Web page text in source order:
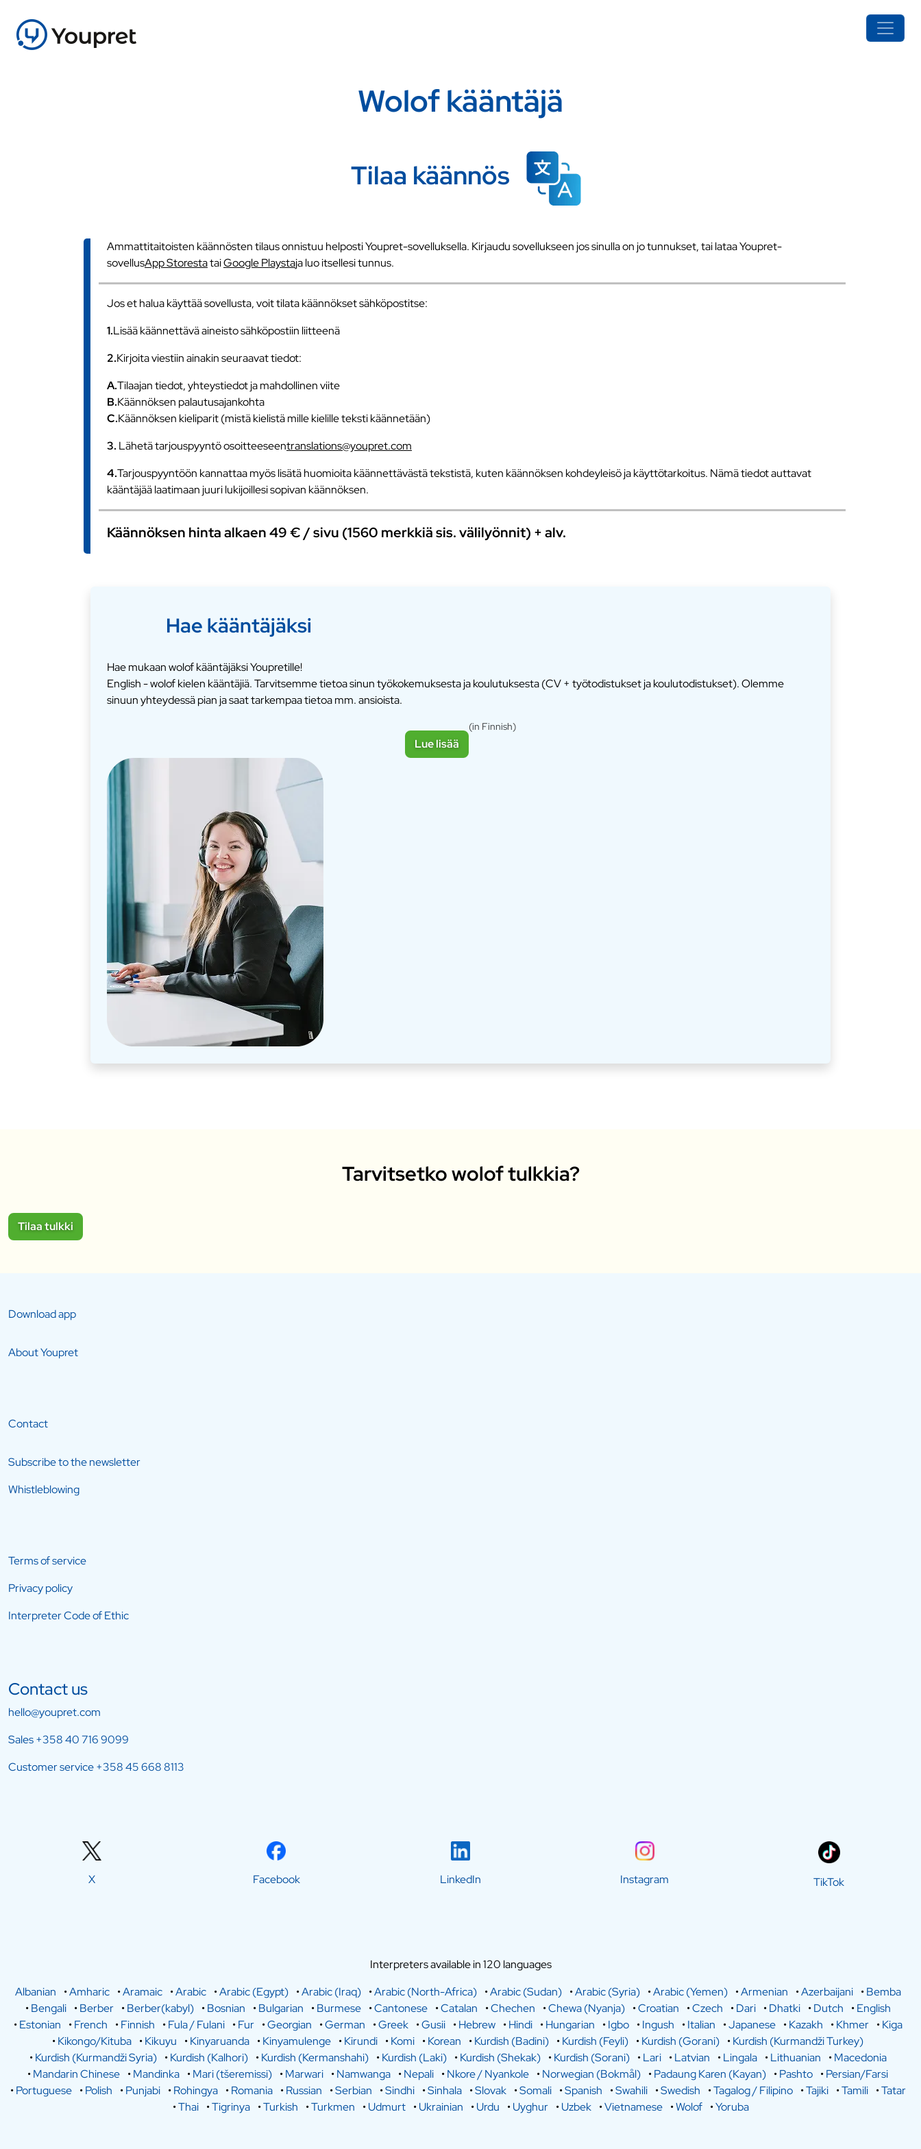
Wolof kääntäjä
Tilaa käännös
Ammattitaitoisten käännösten tilaus onnistuu helposti Youpret-sovelluksella. Kirjaudu sovellukseen jos sinulla on jo tunnukset, tai lataa Youpret-
sovellusApp StorestataiGoogle Playstaja luo itsellesi tunnus.
Jos et halua käyttää sovellusta, voit tilata käännökset sähköpostitse:
1.Lisää käännettävä aineisto sähköpostiin liitteenä
2.Kirjoita viestiin ainakin seuraavat tiedot:
A.Tilaajan tiedot, yhteystiedot ja mahdollinen viite
B.Käännöksen palautusajankohta
C.Käännöksen kieliparit (mistä kielistä mille kielille teksti käännetään)
3. Lähetä tarjouspyyntö osoitteeseentranslations@youpret.com
4.Tarjouspyyntöön kannattaa myös lisätä huomioita käännettävästä tekstistä, kuten käännöksen kohdeyleisö ja käyttötarkoitus. Nämä tiedot auttavat
kääntäjää laatimaan juuri lukijoillesi sopivan käännöksen.
Käännöksen hinta alkaen 49 € / sivu (1560 merkkiä sis. välilyönnit) + alv.
Hae kääntäjäksi
Hae mukaan wolof kääntäjäksi Youpretille!
English - wolof kielen kääntäjiä. Tarvitsemme tietoa sinun työkokemuksesta ja koulutuksesta (CV + työtodistukset ja koulutodistukset). Olemme
sinuun yhteydessä pian ja saat tarkempaa tietoa mm. ansioista.
Lue lisää
(in Finnish)
Tarvitsetko wolof tulkkia?
Tilaa tulkki
Download app
About Youpret
Contact
Subscribe to the newsletter
Whistleblowing
Terms of service
Privacy policy
Interpreter Code of Ethic
Contact us
hello@youpret.com
Sales+358 40 716 9099
Customer service+358 45 668 8113
X Facebook LinkedIn Instagram TikTok
Interpreters available in 120 languages
Albanian
•Amharic •Aramaic •Arabic •Arabic (Egypt) •Arabic (Iraq) •Arabic (North-Africa) •Arabic (Sudan) •Arabic (Syria) •Arabic (Yemen) •Armenian •Azerbaijani •Bemba
•Bengali •Berber •Berber(kabyl) •Bosnian •Bulgarian •Burmese •Cantonese •Catalan •Chechen •Chewa (Nyanja) •Croatian •Czech •Dari •Dhatki •Dutch •English
•Estonian •French •Finnish •Fula / Fulani •Fur •Georgian •German •Greek •Gusii •Hebrew •Hindi •Hungarian •Igbo •Ingush •Italian •Japanese •Kazakh •Khmer •Kiga
•Kikongo/Kituba •Kikuyu •Kinyaruanda •Kinyamulenge •Kirundi •Komi •Korean •Kurdish (Badini) •Kurdish (Feyli) •Kurdish (Gorani) •Kurdish (Kurmandži Turkey)
•Kurdish (Kurmandži Syria) •Kurdish (Kalhori) •Kurdish (Kermanshahi) •Kurdish (Laki) •Kurdish (Shekak) •Kurdish (Sorani) •Lari •Latvian •Lingala •Lithuanian •Macedonia
•Mandarin Chinese •Mandinka •Mari (tšeremissi) •Marwari •Namwanga •Nepali •Nkore / Nyankole •Norwegian (Bokmål) •Padaung Karen (Kayan) •Pashto •Persian/Farsi
•Portuguese •Polish •Punjabi •Rohingya •Romania •Russian •Serbian •Sindhi •Sinhala •Slovak •Somali •Spanish •Swahili •Swedish •Tagalog / Filipino •Tajiki •Tamili •Tatar
•Thai •Tigrinya •Turkish •Turkmen •Udmurt •Ukrainian •Urdu •Uyghur •Uzbek •Vietnamese •Wolof •Yoruba